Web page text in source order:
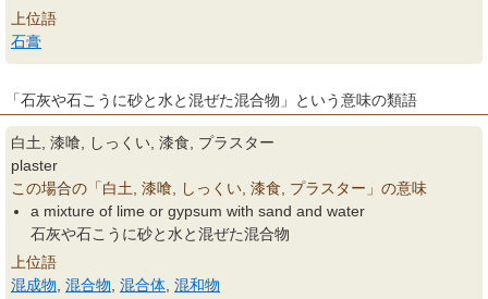
上位語
石膏
「石灰や石こうに砂と水と混ぜた混合物」という意味の類語
白土, 漆喰, しっくい, 漆食, プラスター
plaster
この場合の「白土, 漆喰, しっくい, 漆食, プラスター」の意味
a mixture of lime or gypsum with sand and water
石灰や石こうに砂と水と混ぜた混合物
上位語
混成物 混合物 混合体 混和物